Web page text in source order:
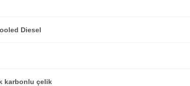
Diesel
karbonlu çelik